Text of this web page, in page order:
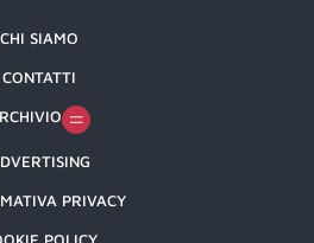
CHI SIAMO
CONTATTI
PRIVACY